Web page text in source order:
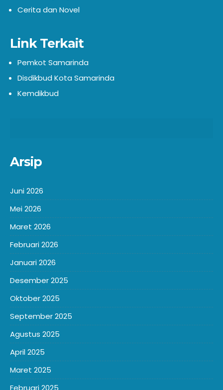
Cerita dan Novel
Link Terkait
Pemkot Samarinda
Disdikbud Kota Samarinda
Kemdikbud
Arsip
Juni 2026
Mei 2026
Maret 2026
Februari 2026
Januari 2026
Desember 2025
Oktober 2025
September 2025
Agustus 2025
April 2025
Maret 2025
Februari 2025